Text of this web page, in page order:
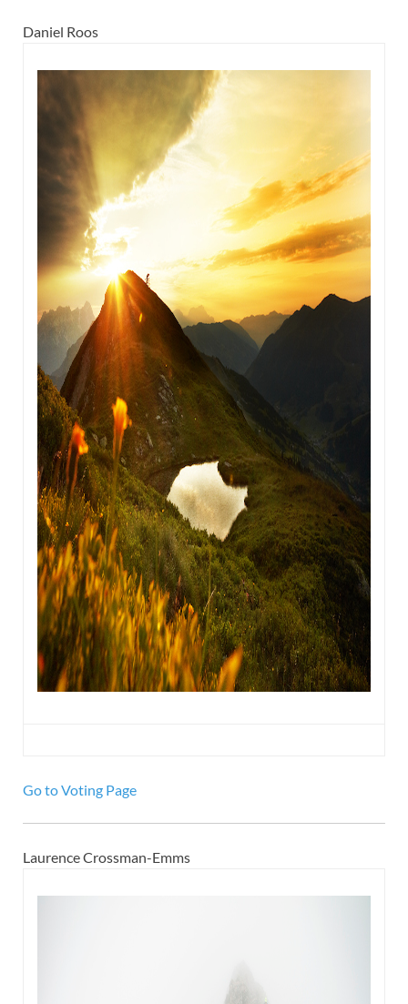
Daniel Roos
Go to Voting Page
Laurence Crossman-Emms